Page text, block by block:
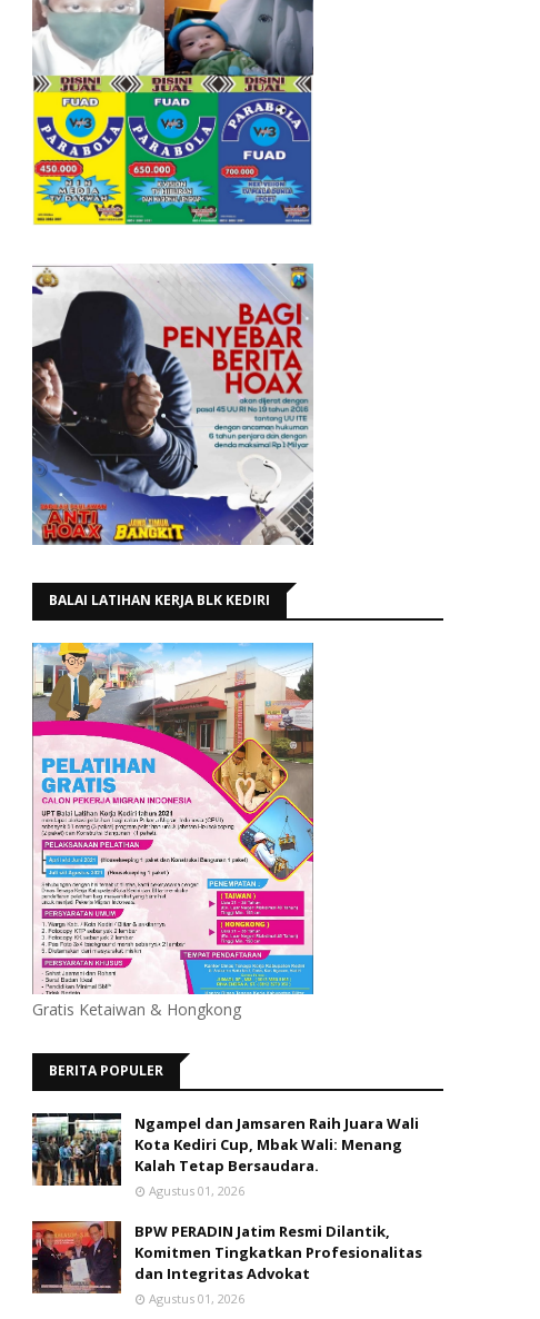
BALAI LATIHAN KERJA BLK KEDIRI
Gratis Ketaiwan & Hongkong
BERITA POPULER
Ngampel dan Jamsaren Raih Juara Wali
Kota Kediri Cup, Mbak Wali: Menang
Kalah Tetap Bersaudara.
Agustus 01, 2026
BPW PERADIN Jatim Resmi Dilantik,
Komitmen Tingkatkan Profesionalitas
dan Integritas Advokat
Agustus 01, 2026